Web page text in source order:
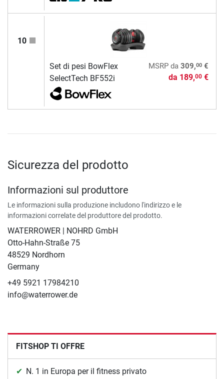
10
Set di pesi BowFlex
SelectTech BF552i
MSRPda 309,00€
da 189,00€
Sicurezza del prodotto
Informazioni sul produttore
Le informazioni sulla produzione includono l'indirizzo e le
informazioni correlate del produttore del prodotto.
WATERROWER | NOHRD GmbH
Otto-Hahn-Straße 75
48529 Nordhorn
Germany
+49 5921 17984210
info@waterrower.de
FITSHOP TI OFFRE
N. 1 in Europa per il fitness privato